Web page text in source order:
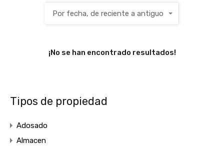
Por fecha, de reciente a antiguo
¡No se han encontrado resultados!
Tipos de propiedad
Adosado
Almacen